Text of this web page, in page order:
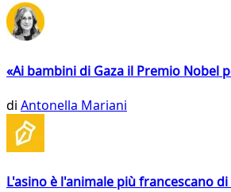
«Ai bambini di Gaza il Premio Nobel
di Antonella Mariani
L'asino è l'animale più francescano